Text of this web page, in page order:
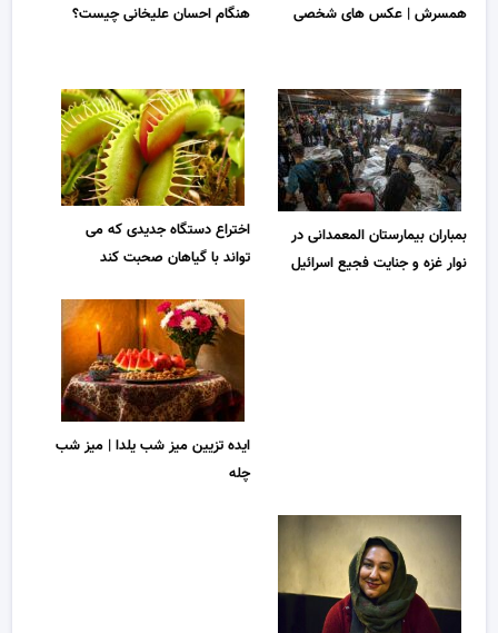
همسرش | عکس های شخصی هنگام احسان علیخانی چیست؟
بمباران بیمارستان المعمدانی در
نوار غزه و جنایت فجیع اسرائیل
اختراع دستگاه جدیدی که می
تواند با گیاهان صحبت کند
ایده تزیین میز شب یلدا | میز شب
چله